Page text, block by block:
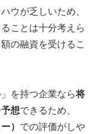
ウが乏しいため、
ことは十分考えら
の融資を受けるこ
を持つ企業なら将
想できるため、
） での評価がしや